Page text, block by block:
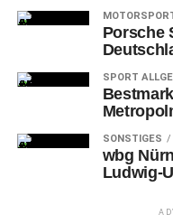
Porsche
SPORT
SONSTIGES
wbg
Ludwig-